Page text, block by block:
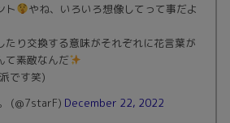
ト
やね、いろいろ想像してって事だよ
たり交換する意味がそれぞれに花言葉が
て素敵なんだ
です笑)
(@7starF) December 22, 2022